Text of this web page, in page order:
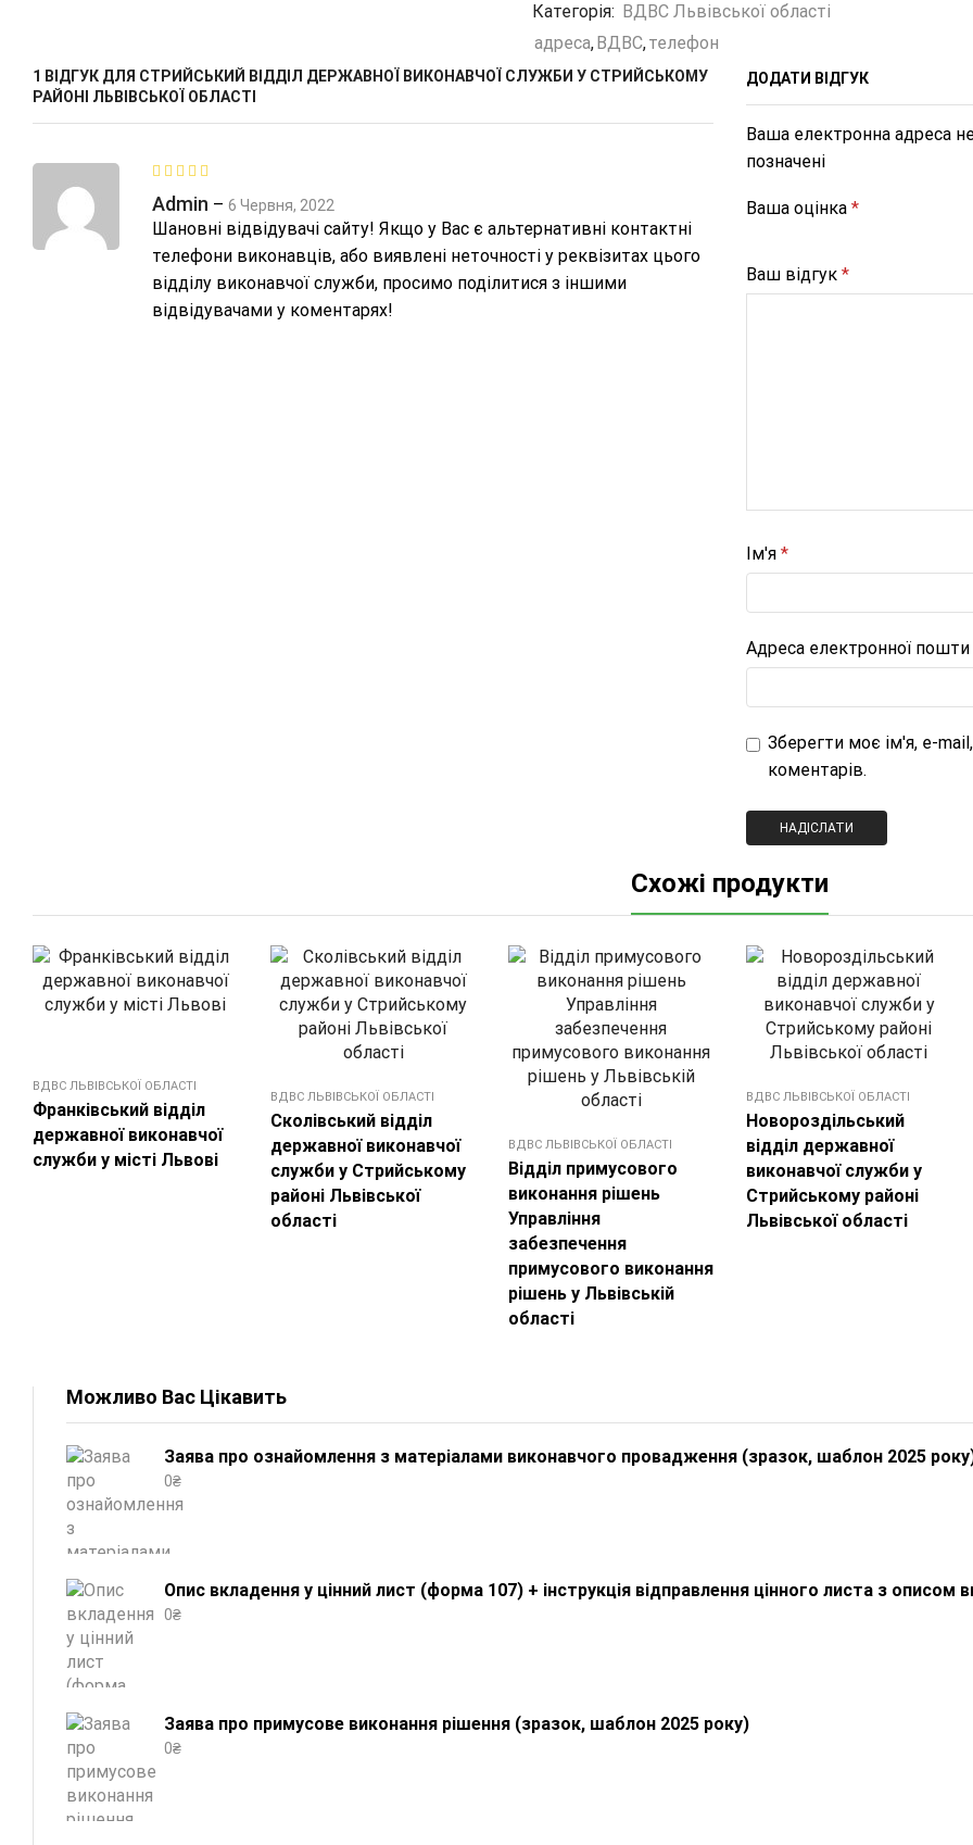
Категорія: ВДВС Львівської області
адреса, ВДВС,телефон
1 ВІДГУК ДЛЯ СТРИЙСЬКИЙ ВІДДІЛ ДЕРЖАВНОЇ ВИКОНАВЧОЇ СЛУЖБИ У СТРИЙСЬКОМУ
РАЙОНІ ЛЬВІВСЬКОЇ ОБЛАСТІ
Admin – 6 Червня, 2022
Шановні відвідувачі сайту! Якщо у Вас є альтернативні контактні
телефони виконавців, або виявлені неточності у реквізитах цього
відділу виконавчої служби, просимо поділитися з іншими
відвідувачами у коментарях!
ДОДАТИ ВІДГУК
Ваша електронна адреса
позначені
Ваша оцінка *
Ваш відгук *
Ім'я *
Адреса електронної пошти
Зберегти моє ім'я, e-
коментарів.
Схожі продукти
ВДВС ЛЬВІВСЬКОЇ ОБЛАСТІ
Франківський відділ
державної виконавчої
служби у місті Львові
ВДВС ЛЬВІВСЬКОЇ ОБЛАСТІ
Сколівський відділ
державної виконавчої
служби у Стрийському
районі Львівської
області
ВДВС ЛЬВІВСЬКОЇ ОБЛАСТІ
Відділ примусового
виконання рішень
Управління
забезпечення
примусового виконання
рішень у Львівській
області
ВДВС ЛЬВІВСЬКОЇ ОБЛАСТІ
Новороздільський
відділ державної
виконавчої служби у
Стрийському районі
Львівської області
Можливо Вас Цікавить
Заява про ознайомлення з матеріалами виконавчого провадження (зразок, шаблон 2025
0₴
Опис вкладення у цінний лист (форма 107) + інструкція відправлення цінного листа з описом
0₴
Заява про примусове виконання рішення (зразок, шаблон 2025 року)
0₴